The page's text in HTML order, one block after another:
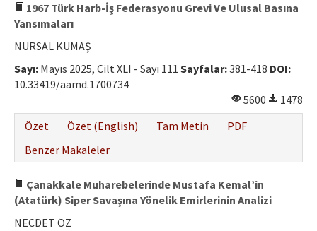
1967 Türk Harb-İş Federasyonu Grevi Ve Ulusal Basına
Yansımaları
NURSAL KUMAŞ
Sayı: Mayıs 2025, Cilt XLI - Sayı 111 Sayfalar:381-418 DOI:
10.33419/aamd.1700734
5600
1478
Özet
Özet (English) Tam Metin
PDF
Benzer Makaleler
Çanakkale Muharebelerinde Mustafa Kemal’in
(Atatürk) Siper Savaşına Yönelik Emirlerinin Analizi
NECDET ÖZ